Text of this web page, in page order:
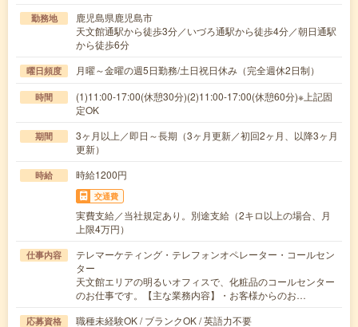
勤務地
鹿児島県鹿児島市
天文館通駅から徒歩3分／いづろ通駅から徒歩4分／朝日通駅
から徒歩6分
曜日頻度 月曜～金曜の週5日勤務/土日祝日休み（完全週休2日制）
時間
(1)11:00-17:00(休憩30分)(2)11:00-17:00(休憩60分)※上記固
定OK
期間
3ヶ月以上／即日～長期（3ヶ月更新／初回2ヶ月、以降3ヶ月
更新）
時給 時給1200円
交通費
実費支給／当社規定あり。別途支給（2キロ以上の場合、月
上限4万円）
仕事内容
テレマーケティング・テレフォンオペレーター・コールセン
ター
天文館エリアの明るいオフィスで、化粧品のコールセンター
のお仕事です。【主な業務内容】・お客様からのお…
応募資格
職種未経験OK / ブランクOK / 英語力不要